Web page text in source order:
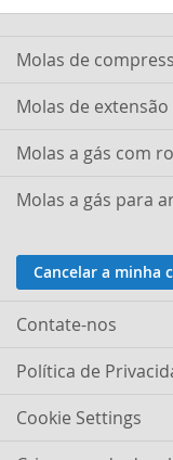
Molas de
Molas de extensão
Molas a gás com
Molas a gás para
Cancelar a minha
Contate-nos
Política de
Cookie Settings